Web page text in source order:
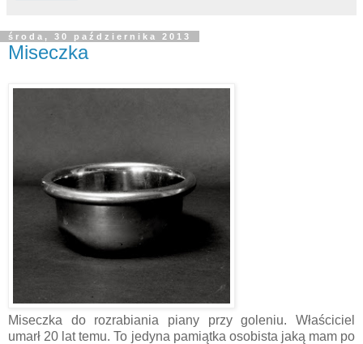
środa, 30 października 2013
Miseczka
Miseczka do rozrabiania piany przy goleniu. Właściciel
umarł 20 lat temu. To jedyna pamiątka osobista jaką mam po